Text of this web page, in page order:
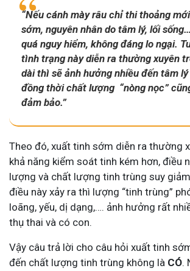
“Nếu cánh mày râu chỉ thi thoảng
sớm, nguyên nhân do tâm lý, lối
quá nguy hiểm, không đáng lo ngại.
tình trạng này diễn ra thường xuyên
dài thì sẽ ảnh hưởng nhiều đến tâm lý
đồng thời chất lượng “nòng nọc”
đảm bảo.”
Theo đó, xuất tinh sớm diễn ra thường
khả năng kiểm soát tinh kém hơn, điều
lượng và chất lượng tinh trùng suy
điều này xảy ra thì lượng “tinh trùng”
loãng, yếu, dị dạng,…. ảnh hưởng rất
thụ thai và có con.
Vậy câu trả lời cho câu hỏi xuất tinh
đến chất lượng tinh trùng không là CÓ.